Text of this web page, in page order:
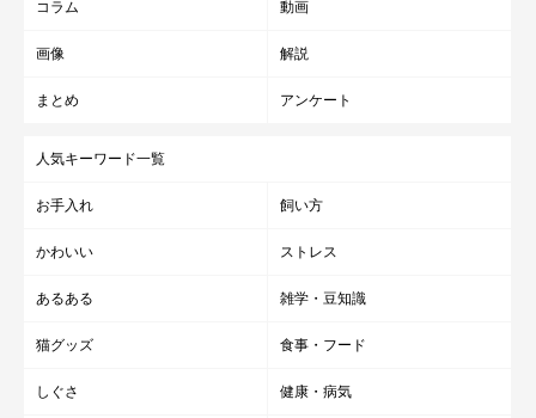
コラム 動画
画像 解説
まとめ アンケート
人気キーワード一覧
お手入れ 飼い方
かわいい ストレス
あるある 雑学・豆知識
猫グッズ 食事・フード
しぐさ 健康・病気